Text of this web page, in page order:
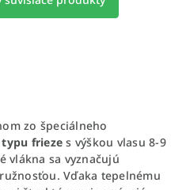
zo špeciálneho
frieze s výškou vlasu 8-9
vlákna sa vyznačujú
Vďaka tepelnému